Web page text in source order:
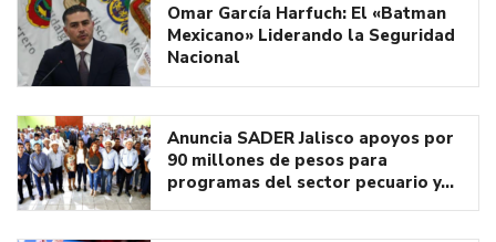
Omar García Harfuch: El «Batman
Mexicano» Liderando la Seguridad
Nacional
Anuncia SADER Jalisco apoyos por
90 millones de pesos para
programas del sector pecuario y…